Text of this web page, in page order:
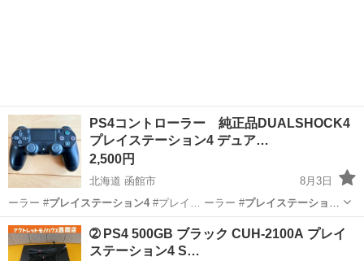
PS4コントローラー 純正品DUALSHOCK4
プレイステーション4 デュア…
2,500円
北海道 函館市
8月3日
ーラー #プレイステーション4#プレイ… ーラー #プレイステーション
4コントロー…
北海道 函館市 コントローラー
➁ PS4 500GB ブラック CUH-2100A プレイ
ステーション4 S…